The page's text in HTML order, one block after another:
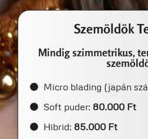
Szemöldök
Mindig szimmetrikus,
Micro blading (japán
Soft puder: 80.000 Ft
Hibrid: 85.000 Ft